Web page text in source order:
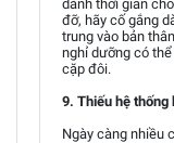
dành thời gian
đỡ, hãy cố gắng
trung vào bản
nghỉ dưỡng có
cặp đôi.
9. Thiếu hệ thống
Ngày càng nhiều